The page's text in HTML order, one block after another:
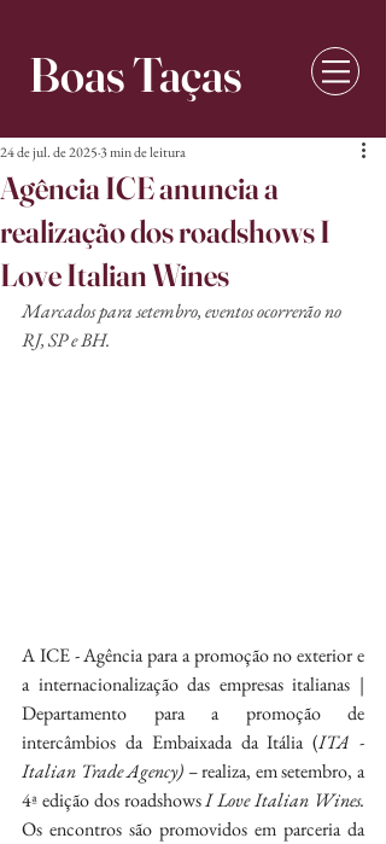
Boas Taças
Agência ICE anuncia a
realização dos roadshows I
Love Italian Wines
24 de jul. de 20253 min de leitura
Marcados para setembro, eventos ocorrerão no
RJ, SP e BH.
A ICE - Agência para a promoção no exterior e
a internacionalização das empresas italianas |
Departamento para a promoção de
intercâmbios da Embaixada da Itália (ITA -
Italian Trade Agency) – realiza, em setembro, a
4ª edição dos roadshows
Os encontros são promovidos em parceria da